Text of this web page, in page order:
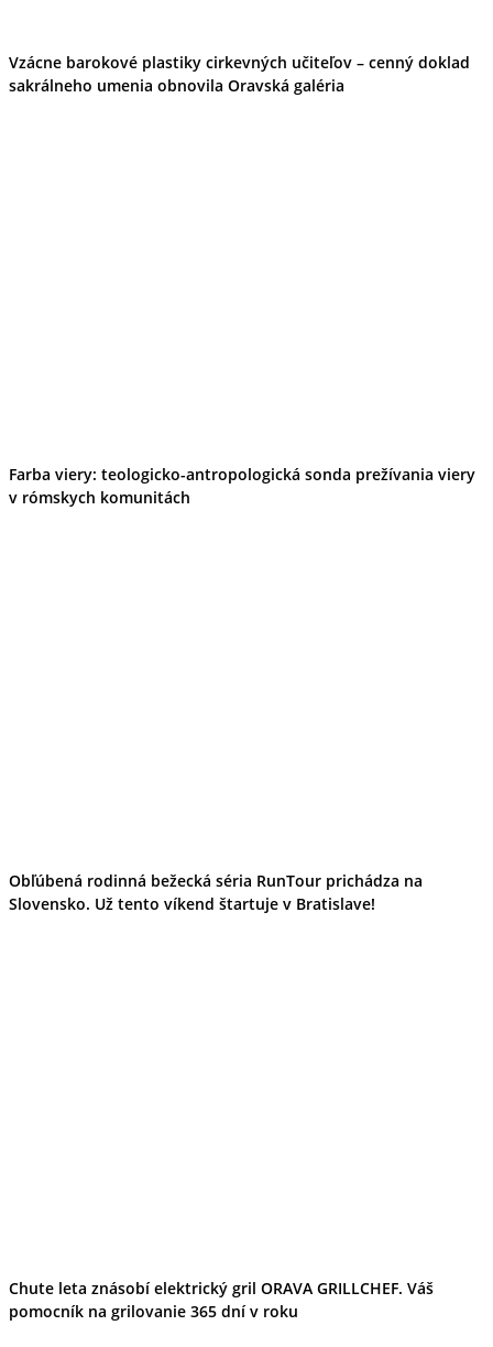
Vzácne barokové plastiky cirkevných učiteľov – cenný doklad
sakrálneho umenia obnovila Oravská galéria
Farba viery: teologicko-antropologická sonda prežívania viery
v rómskych komunitách
Obľúbená rodinná bežecká séria RunTour prichádza na
Slovensko. Už tento víkend štartuje v Bratislave!
Chute leta znásobí elektrický gril ORAVA GRILLCHEF. Váš
pomocník na grilovanie 365 dní v roku